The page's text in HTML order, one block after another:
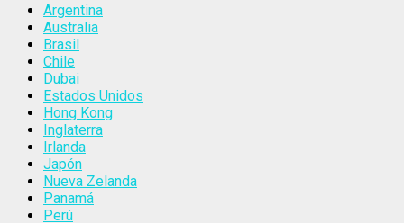
Argentina
Australia
Brasil
Chile
Dubai
Estados Unidos
Hong Kong
Inglaterra
Irlanda
Japón
Nueva Zelanda
Panamá
Perú